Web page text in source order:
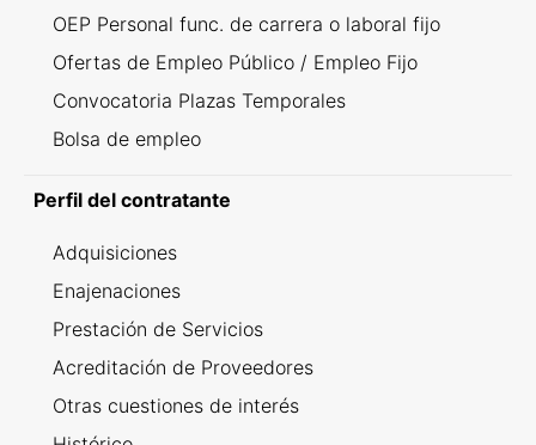
OEP Personal func. de carrera o laboral fijo
Ofertas de Empleo Público / Empleo Fijo
Convocatoria Plazas Temporales
Bolsa de empleo
Perfil del contratante
Adquisiciones
Enajenaciones
Prestación de Servicios
Acreditación de Proveedores
Otras cuestiones de interés